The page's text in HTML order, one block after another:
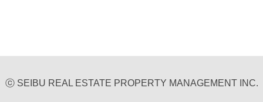
ⓒ SEIBU REAL ESTATE PROPERTY MANAGEMENT INC.